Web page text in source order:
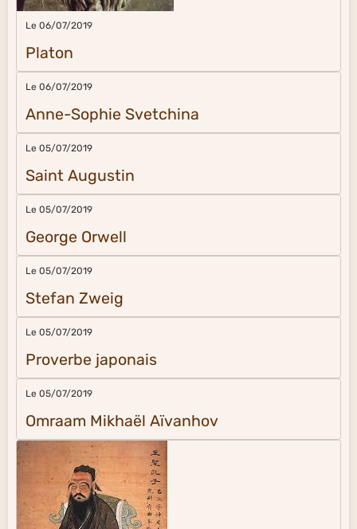
Le 06/07/2019
Platon
Le 06/07/2019
Anne-Sophie Svetchina
Le 05/07/2019
Saint Augustin
Le 05/07/2019
George Orwell
Le 05/07/2019
Stefan Zweig
Le 05/07/2019
Proverbe japonais
Le 05/07/2019
Omraam Mikhaël Aïvanhov